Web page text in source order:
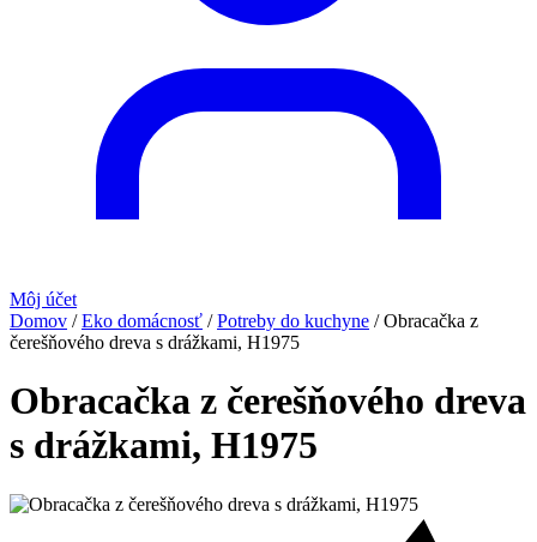
Môj účet
Domov /Eko domácnosť /Potreby do kuchyne /Obracačka z
čerešňového dreva s drážkami, H1975
Obracačka z čerešňového dreva
s drážkami, H1975